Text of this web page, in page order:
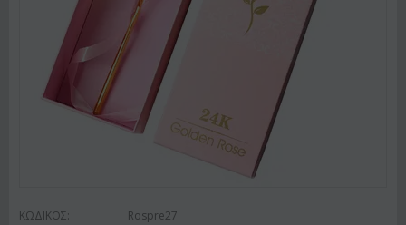
ΚΩΔΙΚΟΣ: Rospre27